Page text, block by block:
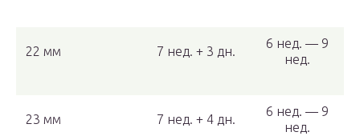
22 мм 7 нед. + 3 дн.
6 нед. — 9
нед.
23 мм 7 нед. + 4 дн.
6 нед. — 9
нед.